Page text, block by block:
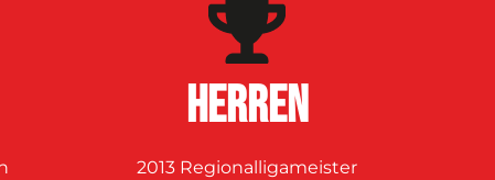
Herren
2013 Regionalligameister